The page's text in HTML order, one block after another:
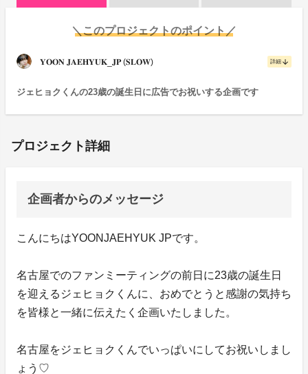
＼このプロジェクトのポイント／
𝐘𝐎𝐎𝐍 𝐉𝐀𝐄𝐇𝐘𝐔𝐊_𝐉𝐏 (𝐒𝐋𝐎𝐖) 詳細 arrow_downward
ジェヒョクくんの23歳の誕生日に広告でお祝いする企画です
プロジェクト詳細
企画者からのメッセージ
こんにちはYOONJAEHYUK JPです。
名古屋でのファンミーティングの前日に23歳の誕生日
を迎えるジェヒョクくんに、おめでとうと感謝の気持ち
を皆様と一緒に伝えたく企画いたしました。
名古屋をジェヒョクくんでいっぱいにしてお祝いしまし
ょう♡